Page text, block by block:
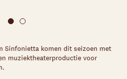
Sinfonietta komen dit seizoen met
muziektheaterproductie voor